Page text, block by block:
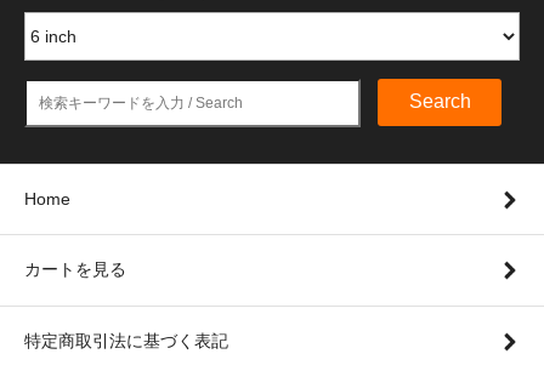
Search
Home
カートを見る
特定商取引法に基づく表記